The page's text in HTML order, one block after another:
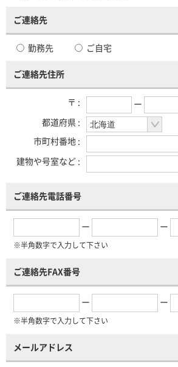
ご連絡先
勤務先 ご自宅
ご連絡先住所
〒 :
ー
都道府県 :
市町村番地 :
建物や号室など :
ご連絡先電話番号
ー ー
※半角数字で入力して下さい
ご連絡先FAX番号
ー ー
※半角数字で入力して下さい
メールアドレス